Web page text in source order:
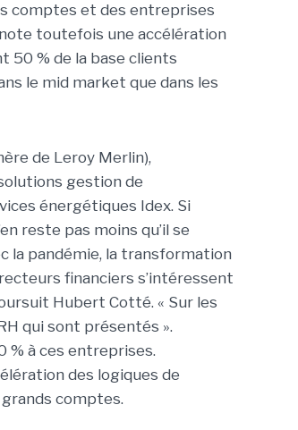
comptes et des entreprises
toutefois une accélération
50 % de la base clients
le mid market que dans les
de Leroy Merlin),
gestion de
énergétiques Idex. Si
reste pas moins qu’il se
la pandémie, la transformation
financiers s’intéressent
Hubert Cotté. « Sur les
qui sont présentés ».
% à ces entreprises.
des logiques de
comptes.